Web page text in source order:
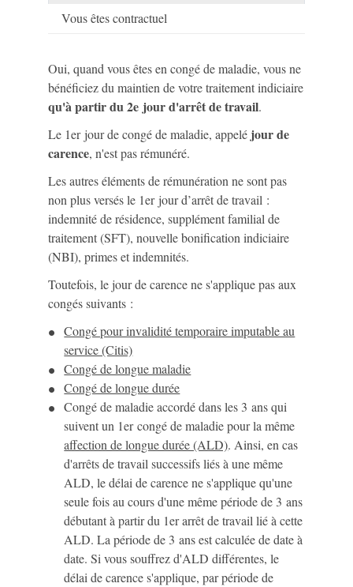
Vous êtes contractuel
Oui, quand vous êtes en congé de maladie, vous ne
bénéficiez du maintien de votre traitement indiciaire
qu'à partir du 2e jour d'arrêt de travail.
Le 1erjour de congé de maladie, appelé jour de
carence, n'est pas rémunéré.
Les autres éléments de rémunération ne sont pas
non plus versés le 1erjour d’arrêt de travail :
indemnité de résidence, supplément familial de
traitement (SFT), nouvelle bonification indiciaire
(NBI), primes et indemnités.
Toutefois, le jour de carence ne s'applique pas aux
congés suivants :
Congé pour invalidité temporaire imputable au
service (Citis)
Congé de longue maladie
Congé de longue durée
Congé de maladie accordé dans les 3 ans qui
suivent un 1ercongé de maladie pour la même
affection de longue durée (ALD). Ainsi, en cas
d'arrêts de travail successifs liés à une même
ALD, le délai de carence ne s'applique qu'une
seule fois au cours d'une même période de 3 ans
débutant à partir du 1erarrêt de travail lié à cette
ALD. La période de 3 ans est calculée de date à
date. Si vous souffrez d'ALD différentes, le
délai de carence s'applique, par période de